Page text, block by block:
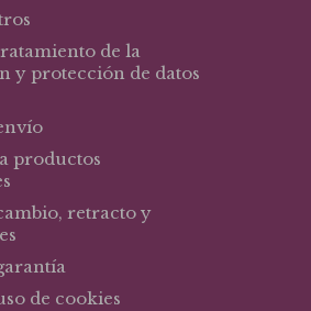
de la
y protección de datos
productos
retracto y
de cookies